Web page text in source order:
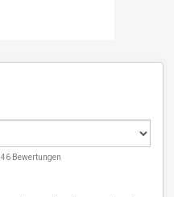
46Bewertungen